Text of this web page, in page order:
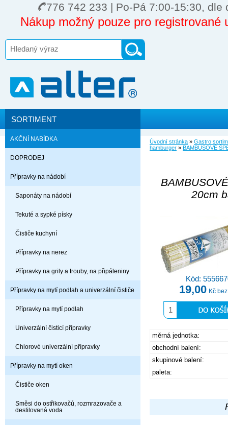
776 742 233 | Po-Pá 7:00-15:30, dle
Nákup možný pouze pro registrované
SORTIMENT
AKČNÍ NABÍDKA
DOPRODEJ
Přípravky na nádobí
Saponáty na nádobí
Tekuté a sypké písky
Čističe kuchyní
Přípravky na nerez
Přípravky na grily a trouby, na připáleniny
Přípravky na mytí podlah a univerzální čističe
Přípravky na mytí podlah
Univerzální čisticí přípravky
Chlorové univerzální přípravky
Přípravky na mytí oken
Čističe oken
Směsi do ostřikovačů, rozmrazovače a
destilovaná voda
Úvodní stránka » Gastro
hamburger » BAMBUSOVÉ
20cm
Kód:
19,00 Kč
měrná jednotka:
obchodní balení:
skupinové balení:
paleta: